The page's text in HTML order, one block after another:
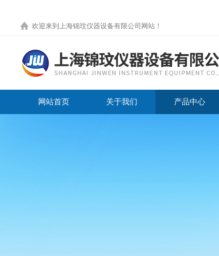
欢迎来到 上海锦玟仪器设备有限公司网站 ！
网站首页 关于我们 产品中心